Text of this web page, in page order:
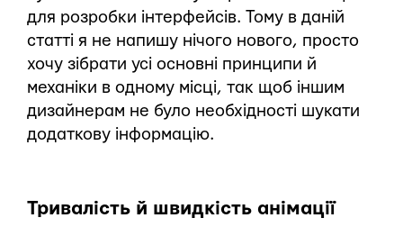
для розробки інтерфейсів. Тому в даній
статті я не напишу нічого нового, просто
хочу зібрати усі основні принципи й
механіки в одному місці, так щоб іншим
дизайнерам не було необхідності шукати
додаткову інформацію.
Тривалість й швидкість анімації